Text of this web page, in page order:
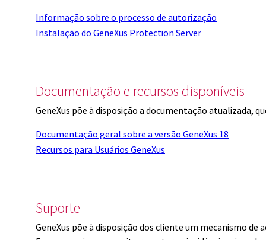
Informação sobre o processo de autorização
Instalação do GeneXus Protection Server
Documentação e recursos disponíveis
GeneXus põe à disposição a documentação atualizada,
Documentação geral sobre a versão GeneXus 18
Recursos para Usuários GeneXus
Suporte
GeneXus põe à disposição dos cliente um mecanismo de